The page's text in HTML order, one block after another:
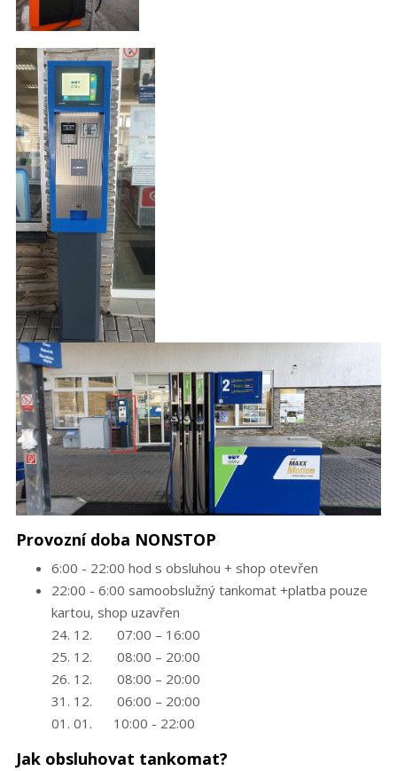
Provozní doba NONSTOP
6:00 - 22:00 hod s obsluhou + shop otevřen
22:00 - 6:00 samoobslužný tankomat +platba pouze
kartou, shop uzavřen
24. 12. 07:00 – 16:00
25. 12. 08:00 – 20:00
26. 12. 08:00 – 20:00
31. 12. 06:00 – 20:00
01. 01. 10:00 - 22:00
Jak obsluhovat tankomat?